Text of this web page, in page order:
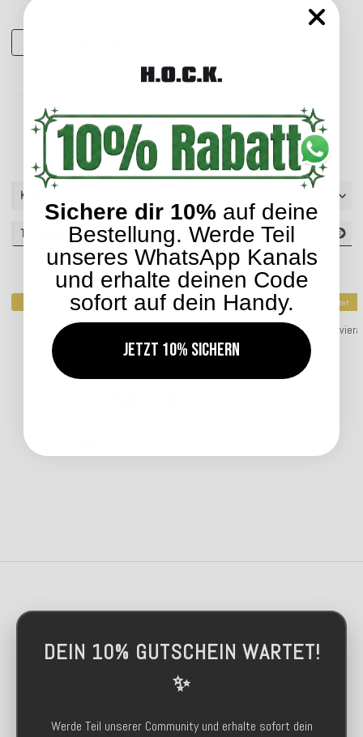
Lieferzeit: ca. 6 - 7 Wochen
Artikel 1 - 3 von 3
Kategorien
Top bewertet
Top bewertet
H.O.C.K. Darleen Outdoor Daybed ca. 200x90x40cm
(Rückenhöhe ca. 65cm) SAZU Aqua-Türkis
Top bewertet
H.O.C.K.
DEIN 10% GUTSCHEIN WARTET!
✨
Werde Teil unserer Community und erhalte sofort dein
Sichere dir 10% auf deine
Bestellung. Werde Teil
unseres WhatsApp Kanals
und erhalte deinen Code
sofort auf dein Handy.
Jetzt 10% sichern